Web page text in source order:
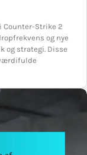
Counter-Strike 2
og nye
og strategi. Disse